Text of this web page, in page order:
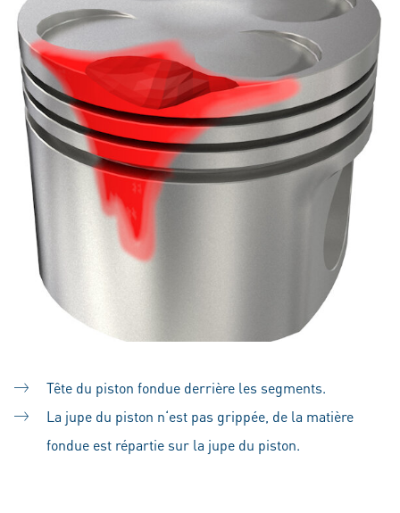
Tête du piston fondue derrière les segments.
La jupe du piston n‘est pas grippée, de la matière
fondue est répartie sur la jupe du piston.